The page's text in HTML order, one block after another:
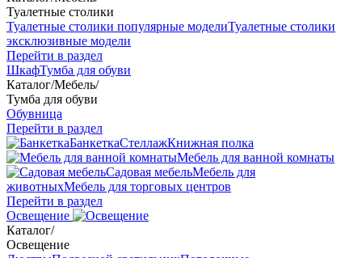
Туалетные столики
Туалетные столики популярные моделиТуалетные столики
эксклюзивные модели
Перейти в раздел
ШкафТумба для обуви
Каталог/Мебель/
Тумба для обуви
Обувница
Перейти в раздел
БанкеткаСтеллажКнижная полка
Мебель для ванной комнаты
Садовая мебельМебель для
животныхМебель для торговых центров
Перейти в раздел
Освещение
Каталог/
Освещение